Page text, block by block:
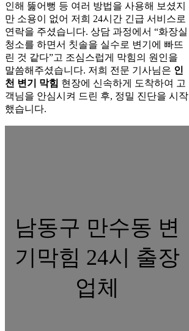
인해 뚫어뻥 등 여러 방법을 사용해 보셨지
만 소용이 없어 저희 24시간 긴급 서비스로
연락을 주셨습니다. 상담 과정에서 “화장실
청소를 하면서 칫솔을 실수로 변기에 빠뜨
린 것 같다”고 조심스럽게 막힘의 원인을
말씀해주셨습니다. 저희 전문 기사님은 인
천 변기 막힘 현장에 신속하게 도착하여 고
객님을 안심시켜 드린 후, 정밀 진단을 시작
했습니다.
남동구 만수동 변
기막힘 24시 출장
업체